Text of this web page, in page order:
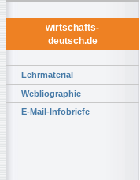
wirtschafts-
deutsch.de
Lehrmaterial
Webliographie
E-Mail-Infobriefe